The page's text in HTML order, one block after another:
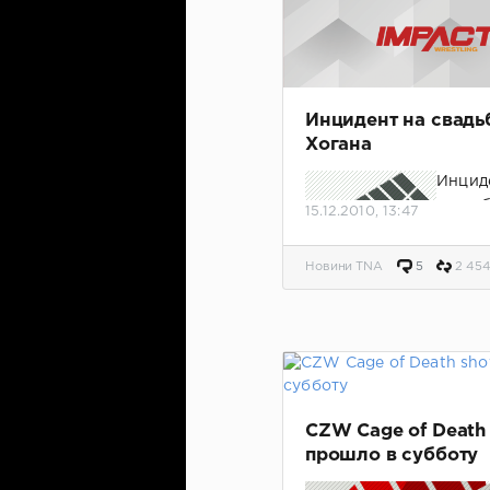
Инцидент на
Хогана
15.12.2010, 13:47
Новини TNA 5 2 454
CZW Cage of Death
прошло в субботу